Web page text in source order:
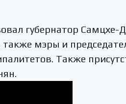
губернатор Самцхе-
мэры и
Также